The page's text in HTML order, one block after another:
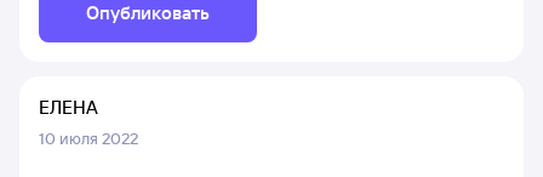
Опубликовать
ЕЛЕНА
10 июля 2022